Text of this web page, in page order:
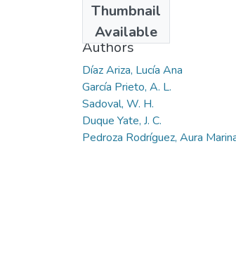
Thumbnail
Available
2014
Authors
Díaz Ariza, Lucía Ana
García Prieto, A. L.
Sadoval, W. H.
Duque Yate, J. C.
Pedroza Rodríguez, Aura